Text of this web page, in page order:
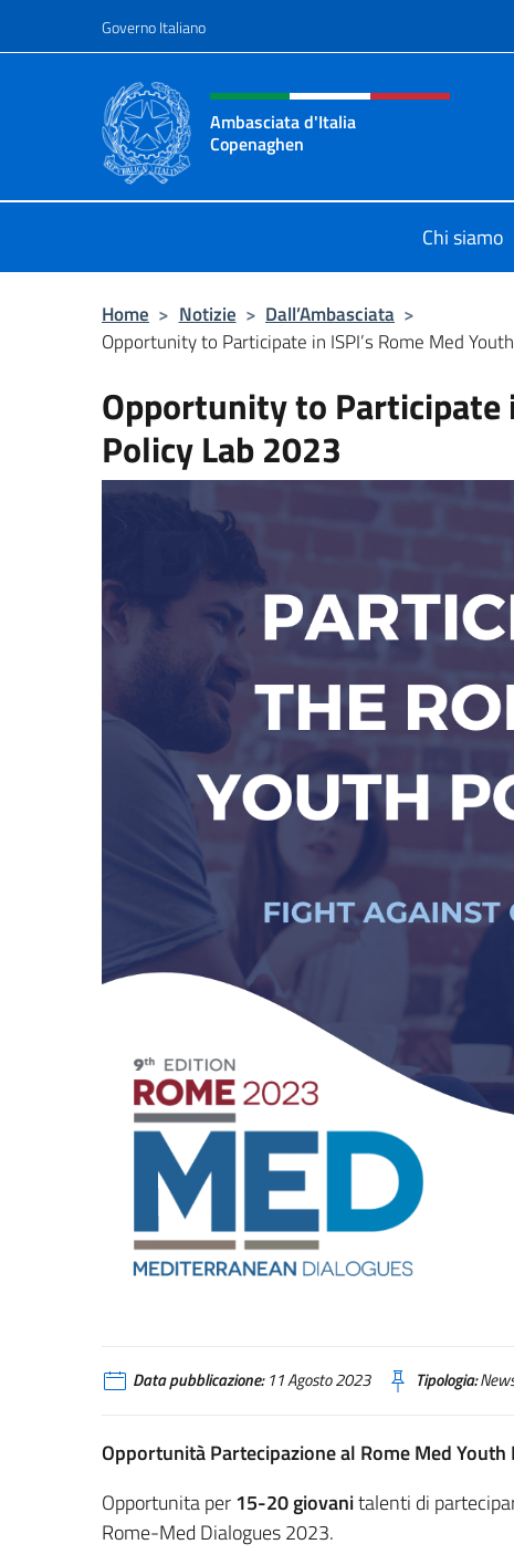
Governo Italiano
Intestazione sito, social e
Ambasciata d'Italia
Copenaghen
Chi siamo
Home > Notizie > Dall’Ambasciata >
Opportunity to Participate in ISPI’s Rome Med
Opportunity to Participate
Policy Lab 2023
Data pubblicazione:11 Agosto 2023 Tipologia:
Opportunità Partecipazione al Rome Med Youth
Opportunita per15-20 giovanitalenti di
Rome-Med Dialogues 2023.